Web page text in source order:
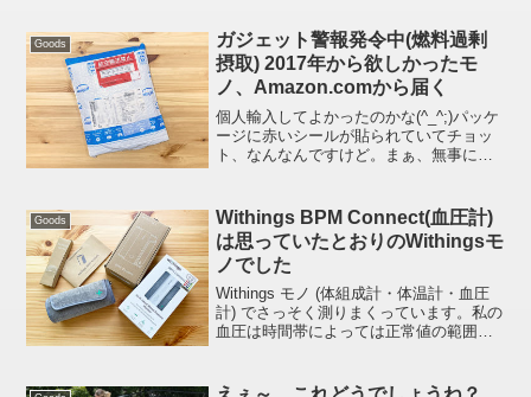
Goods
ガジェット警報発令中(燃料過剰
摂取) 2017年から欲しかったモ
ノ、Amazon.comから届く
個人輸入してよかったのかな(^_^;)パッケ
ージに赤いシールが貼られていてチョッ
ト、なんなんですけど。まぁ、無事に届
いました(URL でバレバレだけど)詳細は
近いうちに...
Goods
Withings BPM Connect(血圧計)
は思っていたとおりのWithingsモ
ノでした
Withings モノ (体組成計・体温計・血圧
計) でさっそく測りまくっています。私の
血圧は時間帯によっては正常値の範囲内
値とほとんど一緒ですね。起床後トイレ